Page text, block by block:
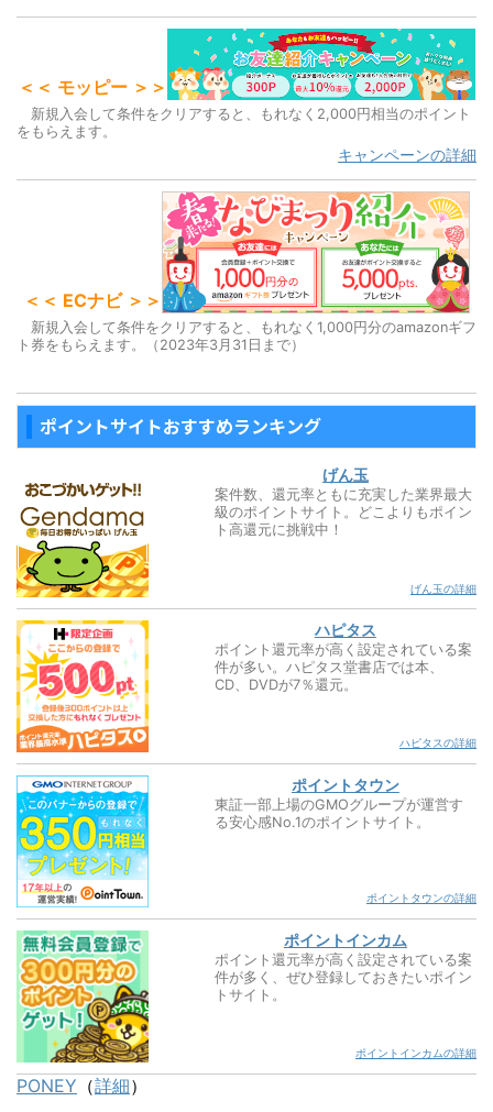
＜＜ モッピー ＞＞
新規入会して条件をクリアすると、もれなく2,000円相当のポイント
をもらえます。
キャンペーンの詳細
＜＜ ECナビ ＞＞
新規入会して条件をクリアすると、もれなく1,000円分のamazonギフ
ト券をもらえます。（2023年3月31日まで）
ポイントサイトおすすめランキング
げん玉
案件数、還元率ともに充実した業界最大
級のポイントサイト。どこよりもポイン
ト高還元に挑戦中！
げん玉の詳細
ハピタス
ポイント還元率が高く設定されている案
件が多い。ハピタス堂書店では本、
CD、DVDが7％還元。
ハピタスの詳細
ポイントタウン
東証一部上場のGMOグループが運営す
る安心感No.1のポイントサイト。
ポイントタウンの詳細
ポイントインカム
ポイント還元率が高く設定されている案
件が多く、ぜひ登録しておきたいポイン
トサイト。
ポイントインカムの詳細
PONEY （詳細）